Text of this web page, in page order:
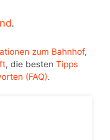
.
zum Bahnhof,
, die besten Tipps
(FAQ).